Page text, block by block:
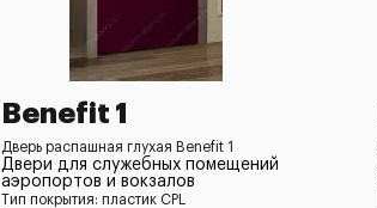
Benefit 1
Дверь распашная глухая Benefit 1
Двери для служебных помещений
аэропортов и вокзалов
Тип покрытия: пластик CPL